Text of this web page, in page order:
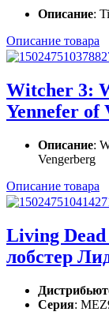
Описание:
Описание товара
Witcher 3:
Yennefer of
Описание:
Vengerberg
Описание товара
Living
лобстер
Серия: